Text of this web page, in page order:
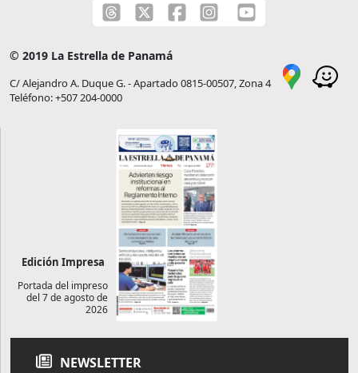
© 2019 La Estrella de Panamá
C/ Alejandro A. Duque G. - Apartado 0815-00507, Zona 4
Teléfono: +507 204-0000
Edición Impresa
Portada del impreso
del 7 de agosto de
2026
NEWSLETTER